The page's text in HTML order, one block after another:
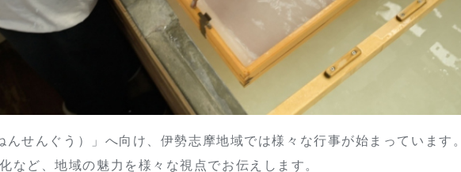
せんぐう）」へ向け、伊勢志摩地域では様々な行事が始まっています。
など、地域の魅力を様々な視点でお伝えします。